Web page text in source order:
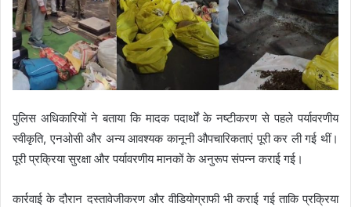
पुलिस अधिकारियों ने बताया कि मादक पदार्थों के नष्टीकरण से पहले पर्यावरणीय
स्वीकृति, एनओसी और अन्य आवश्यक कानूनी औपचारिकताएं पूरी कर ली गई थीं।
पूरी प्रक्रिया सुरक्षा और पर्यावरणीय मानकों के अनुरूप संपन्न कराई गई।
कार्रवाई के दौरान दस्तावेजीकरण और वीडियोग्राफी भी कराई गई ताकि प्रक्रिया